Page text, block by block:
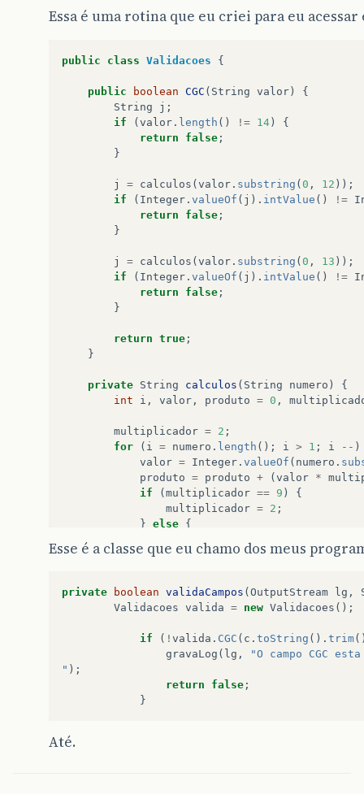
Essa é uma rotina que eu criei para eu
public class Validacoes {
public boolean CGC ( String valor )
{
String
j ;
if
( valor . length () != 14 )
{
return
false ;
}
j = calculos ( valor . substring ( 0 , 12 ));
if
( Integer . valueOf ( j ). intValue () !=
return
false ;
}
j = calculos ( valor . substring ( 0 , 13 ));
if
( Integer . valueOf ( j ). intValue () !=
return
false ;
}
return true ;
}
private String calculos ( String numero )
{
int
i , valor , produto = 0 ,
multiplicador = 2 ;
for
( i = numero . length (); i > 1 ; i -- )
valor = Integer . valueOf ( numero .
produto = produto + ( valor *
if
( multiplicador == 9 )
{
multiplicador = 2 ;
} else {
}
divisao
produto 11
digito
divisao
digito
= 0
valueOf
Esse é a classe que eu chamo dos meus
private boolean validaCampos ( OutputStream lg ,
Validacoes valida = new Validacoes ();
if ( ! valida . CGC ( c . toString (). trim
gravaLog ( lg ,
"O campo CGC
" );
return
false ;
}
Até.